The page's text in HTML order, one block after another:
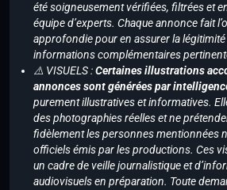
été soigneusement vérifiées, filtrées et
équipe d’experts. Chaque annonce fait
approfondie pour en assurer la
informations complémentaires
⚠️ VISUELS :Certaines illustrations
annonces sont générées par
purement illustratives et informatives.
des photographies réelles et ne
fidèlement les personnes mentionnées
officiels émis par les productions. Ces
un cadre de veille journalistique et
audiovisuels en préparation. Toute